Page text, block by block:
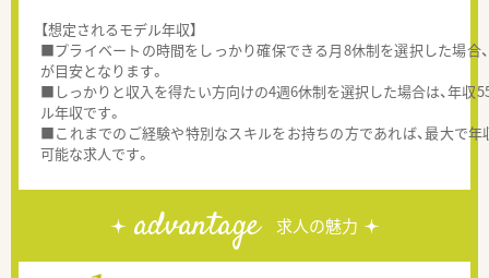
【想定されるモデル年収】
■プライベートの時間をしっかり確保できる月8休制を選択した場合
が目安となります。
■しっかりと収入を得たい方向けの4週6休制を選択した場合は、年収
ル年収です。
■これまでのご経験や特別なスキルをお持ちの方であれば、最大で
可能な求人です。
advantage 求人の魅力